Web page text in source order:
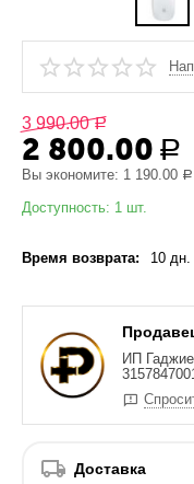
3 990.00 Р
2 800.00 Р
Вы экономите: 1 190.00 Р
Доступность: 1 шт.
Время возврата: 10 дн.
ИП
Доставка